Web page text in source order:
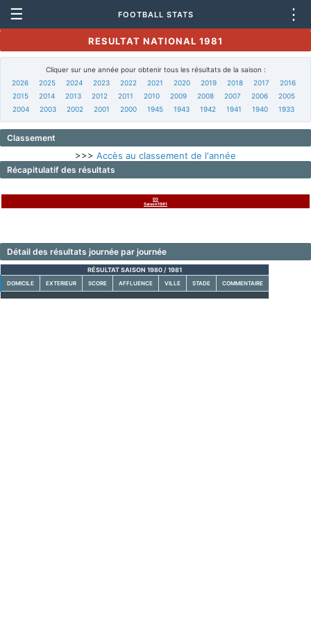
☰ FOOTBALL STATS ⋮
RESULTAT NATIONAL 1981
Cliquer sur une année pour obtenir tous les résultats de la saison :
2026
2025 2024 2023 2022 2021 2020 2019 2018 2017
2016
2015
2014 2013 2012 2011 2010 2009 2008 2007 2006
2005
2004
2003 2002 2001 2000 1945 1943 1942 1941 1940 1933
Classement
>>> Accès au classement de l'année
Récapitulatif des résultats
D3
Saison1981
Détail des résultats journée par journée
RÉSULTAT SAISON 1980 / 1981
DOMICILE EXTERIEUR SCORE AFFLUENCE VILLE STADE COMMENTAIRE